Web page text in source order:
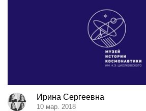
Ирина Сергеевна
10 мар. 2018